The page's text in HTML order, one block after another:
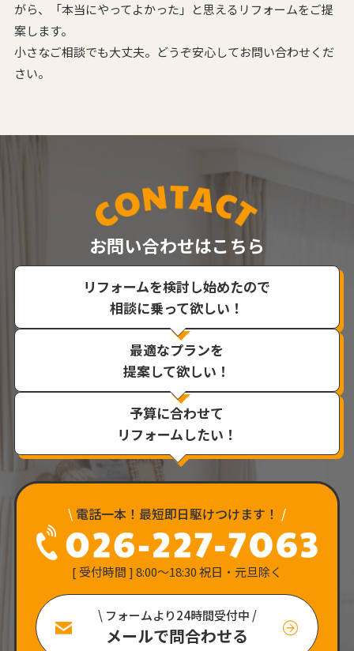
がら、
「本当にやってよかった」と思えるリフォームをご提
案します。
小さなご相談でも大丈夫。どうぞ安心してお問い合わせくだ
さい。
お問い合わせはこちら
リフォームを検討し始めたので
相談に乗って欲しい！
最適なプランを
提案して欲しい！
予算に合わせて
リフォームしたい！
\ 電話一本！最短即日駆けつけます！ /
[ 受付時間 ] 8:00〜18:30 祝日・元旦除く
\ フォームより24時間受付中 /
メールで問合わせる